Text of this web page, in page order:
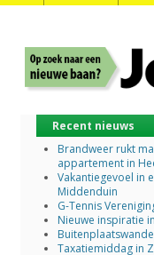
Recent nieuws
Brandweer rukt
appartement in
Vakantiegevoel in
Middenduin
G-Tennis
Nieuwe inspiratie
Taxatiemiddag in